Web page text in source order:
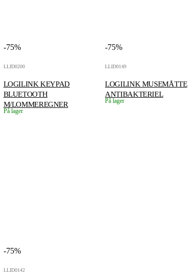
-75%
LLID0200
LOGILINK KEYPAD
BLUETOOTH
M/LOMMEREGNER
På lager
-75%
LLID0149
LOGILINK MUSEMÅTTE
ANTIBAKTERIEL
På lager
-75%
LLID0142